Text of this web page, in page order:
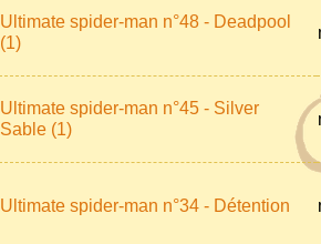
Ultimate spider-man n°48 - Deadpool
(1)
Ultimate spider-man n°45 - Silver
Sable (1)
Ultimate spider-man n°34 - Détention